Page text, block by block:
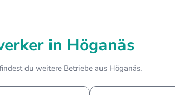
in Höganäs
du weitere Betriebe aus Höganäs.